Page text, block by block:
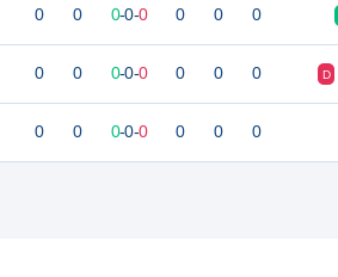
0 0 0-0-0 0 0 0
0 0 0-0-0 0 0 0 D
0 0 0-0-0 0 0 0